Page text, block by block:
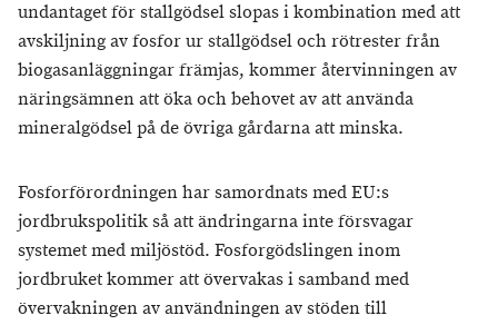
undantaget för stallgödsel slopas i kombination med att
avskiljning av fosfor ur stallgödsel och rötrester från
biogasanläggningar främjas, kommer återvinningen av
näringsämnen att öka och behovet av att använda
mineralgödsel på de övriga gårdarna att minska.
Fosforförordningen har samordnats med EU:s
jordbrukspolitik så att ändringarna inte försvagar
systemet med miljöstöd. Fosforgödslingen inom
jordbruket kommer att övervakas i samband med
övervakningen av användningen av stöden till